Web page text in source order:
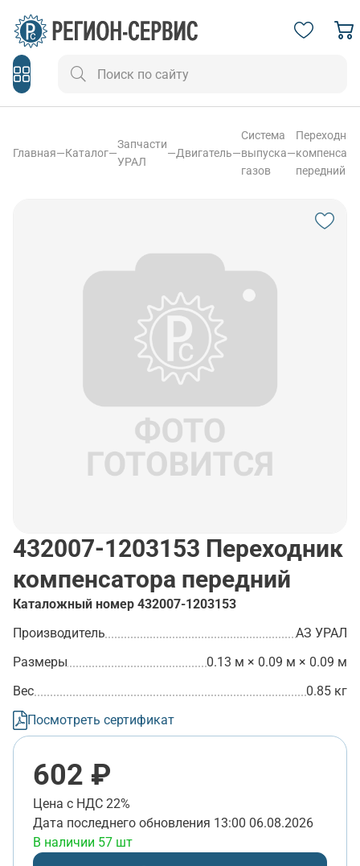
Главная—Каталог—
Запчасти
УРАЛ
—Двигатель—
Система
выпуска
газов
—
Переходник
передний
432007-1203153 Переходник
компенсатора передний
Каталожный номер 432007-1203153
Производитель
АЗ УРАЛ
Размеры
0.13 м × 0.09 м × 0.09 м
Вес
0.85 кг
Посмотреть сертификат
602 ₽
Цена с НДС 22%
Дата последнего обновления 13:00 06.08.2026
В наличии 57 шт